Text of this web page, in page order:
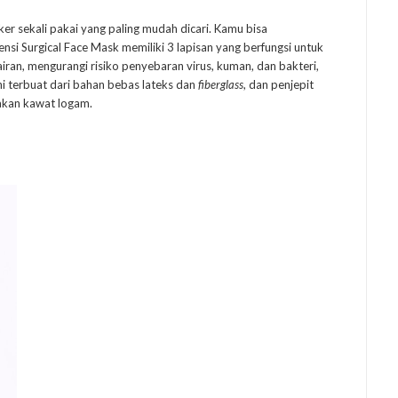
sekali pakai yang paling mudah dicari. Kamu bisa
Surgical Face Mask memiliki 3 lapisan yang berfungsi untuk
mengurangi risiko penyebaran virus, kuman, dan bakteri,
terbuat dari bahan bebas lateks dan fiberglass, dan penjepit
kawat logam.